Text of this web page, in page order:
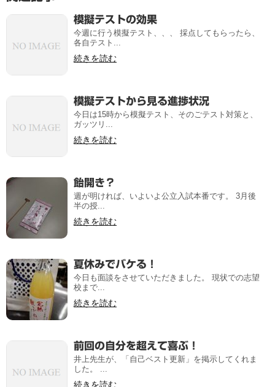
模擬テストの効果
今週に行う模擬テスト、、、 採点してもらったら、
各自テスト...
続きを読む
模擬テストから見る進捗状況
今日は15時から模擬テスト、そのごテスト対策と、
ガッツリ...
続きを読む
飴開き？
週が明ければ、いよいよ公立入試本番です。 3月後
半の授...
続きを読む
夏休みでバケる！
今日も面談をさせていただきました。 現状での志望
校まで...
続きを読む
前回の自分を超えて喜ぶ！
井上先生が、「自己ベスト更新」を掲示してくれま
した。 ...
続きを読む